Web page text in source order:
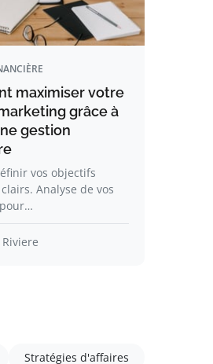
maximiser votre
grâce à
gestion
vos objectifs
Analyse de vos
Stratégies d'affaires